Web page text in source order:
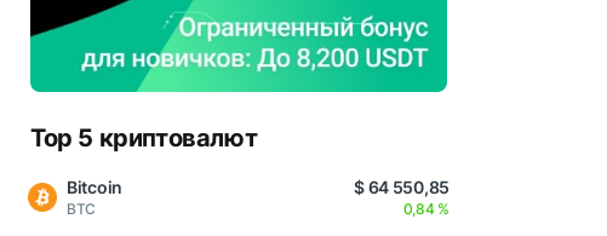
Top 5 криптовалют
Bitcoin
BTC
$ 64 550,85
0,84 %